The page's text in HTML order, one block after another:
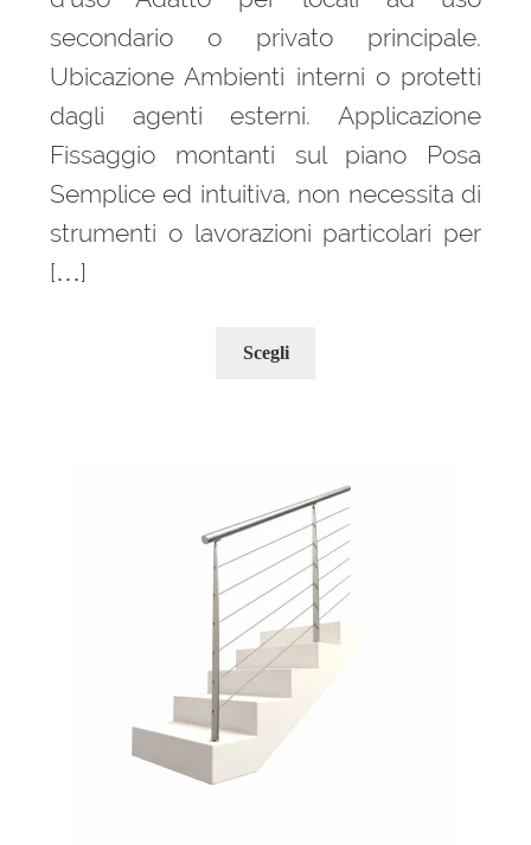
secondario o privato principale.
Ubicazione Ambienti interni o protetti
dagli agenti esterni. Applicazione
Fissaggio montanti sul piano Posa
Semplice ed intuitiva, non necessita di
strumenti o lavorazioni particolari per
[…]
Scegli
Le
opzioni
possono
essere
scelte
nella
pagina